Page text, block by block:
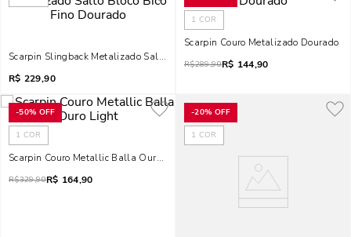
Scarpin Slingback Metalizado Salto Bloco Bico Fino Dourado
R$ 229,90
1 COR
Scarpin Couro Metalizado Dourado
R$289,90R$ 144,90
-50% OFF
1 COR
Scarpin Couro Metallic Balla Ouro Light
R$329,90R$ 164,90
-20% OFF
1 COR